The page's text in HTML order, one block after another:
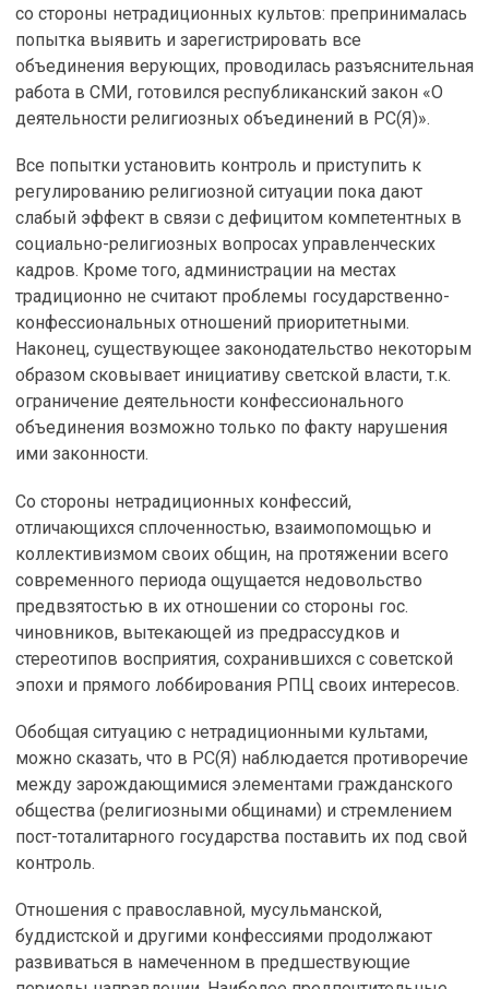
со стороны нетрадиционных культов: препринималась
попытка выявить и зарегистрировать все
объединения верующих, проводилась разъяснительная
работа в СМИ, готовился республиканский закон «О
деятельности религиозных объединений в РС(Я)».
Все попытки установить контроль и приступить к
регулированию религиозной ситуации пока дают
слабый эффект в связи с дефицитом компетентных в
социально-религиозных вопросах управленческих
кадров. Кроме того, администрации на местах
традиционно не считают проблемы государственно-
конфессиональных отношений приоритетными.
Наконец, существующее законодательство некоторым
образом сковывает инициативу светской власти, т.к.
ограничение деятельности конфессионального
объединения возможно только по факту нарушения
ими законности.
Со стороны нетрадиционных конфессий,
отличающихся сплоченностью, взаимопомощью и
коллективизмом своих общин, на протяжении всего
современного периода ощущается недовольство
предвзятостью в их отношении со стороны гос.
чиновников, вытекающей из предрассудков и
стереотипов восприятия, сохранившихся с советской
эпохи и прямого лоббирования РПЦ своих интересов.
Обобщая ситуацию с нетрадиционными культами,
можно сказать, что в РС(Я) наблюдается противоречие
между зарождающимися элементами гражданского
общества (религиозными общинами) и стремлением
пост-тоталитарного государства поставить их под свой
контроль.
Отношения с православной, мусульманской,
буддистской и другими конфессиями продолжают
развиваться в намеченном в предшествующие